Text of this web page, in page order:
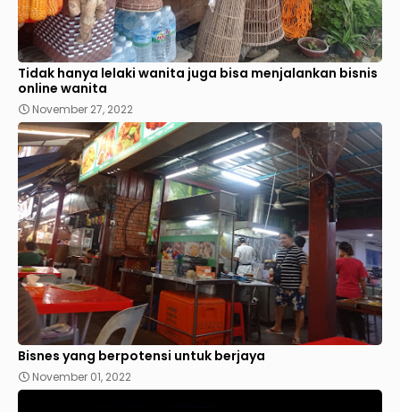
Tidak hanya lelaki wanita juga bisa menjalankan bisnis
online wanita
November 27, 2022
Bisnes yang berpotensi untuk berjaya
November 01, 2022